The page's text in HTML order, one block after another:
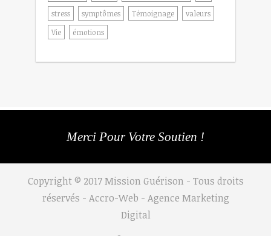
stress
symptômes Témoignage
valeurs
Vie
émotions
Merci Pour Votre Soutien !
Copyright © 2017 Mission Guérison - Tous droits
réservés - Accro-Web - Agence Marketing
Digital